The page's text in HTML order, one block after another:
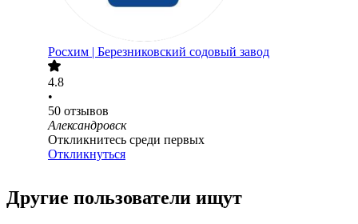
Росхим | Березниковский содовый завод
4.8
•
50 отзывов
Александровск
Откликнитесь среди первых
Откликнуться
Другие пользователи ищут